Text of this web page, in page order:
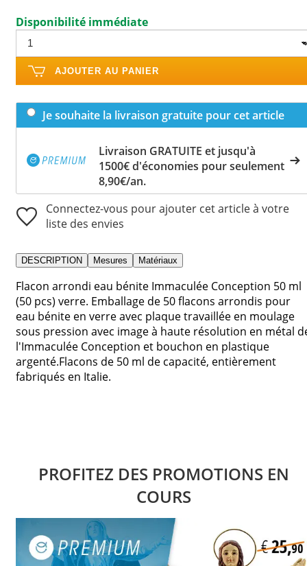
Disponibilité immédiate
AJOUTER AU PANIER
Je souhaite la livraison gratuite pour cet article
Livraison GRATUITE et jusqu'à
1500€ d'économies pour seulement
8,90€/an.
Connectez-vous pour ajouter cet article à votre
liste des envies
DESCRIPTION Mesures Matériaux
Flacon arrondi eau bénite Immaculée Conception 50 ml
(50 pcs) verre. Emballage de 50 flacons arrondis pour
eau bénite en verre avec plaque travaillée en moulage
sous pression avec image à haute résolution en métal
l'Immaculée Conception et bouchon en plastique
argenté.Flacons de 50 ml de capacité, entièrement
fabriqués en Italie.
PROFITEZ DES PROMOTIONS EN
COURS